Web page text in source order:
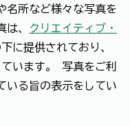
名所など様々な写真を
、
クリエイティブ・
に提供されており、
います。 写真をご利
いる旨の表示をしてい